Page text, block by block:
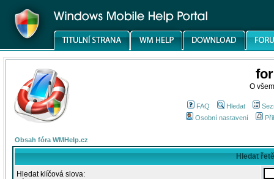
O
FAQ Hledat
Osobní nastavení
Obsah fóra WMHelp.cz
Hledat
Hledat klíčová slova: